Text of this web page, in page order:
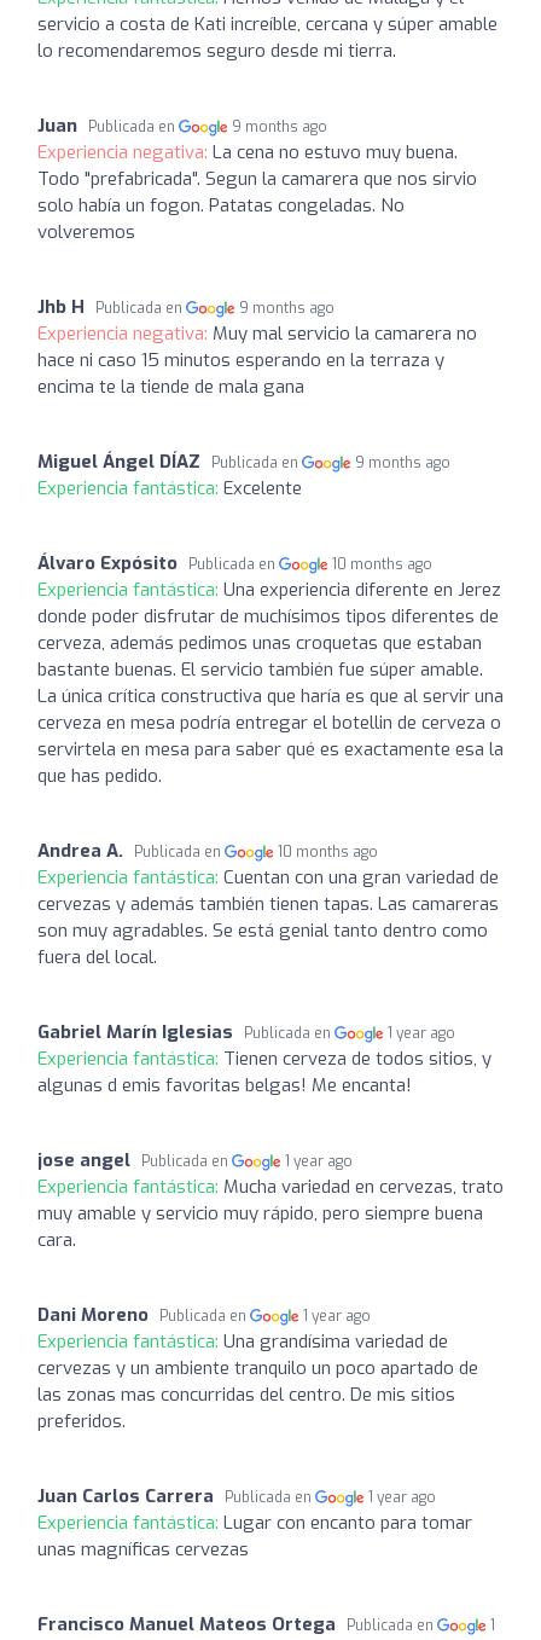
servicio a costa de Kati increíble, cercana y súper amable
lo recomendaremos seguro desde mi tierra.
Juan Publicada en 9 months ago
Experiencia negativa: La cena no estuvo muy buena.
Todo "prefabricada". Segun la camarera que nos sirvio
solo había un fogon. Patatas congeladas. No
volveremos
Jhb H Publicada en 9 months ago
Experiencia negativa: Muy mal servicio la camarera no
hace ni caso 15 minutos esperando en la terraza y
encima te la tiende de mala gana
Miguel Ángel DÍAZ Publicada en 9 months ago
Experiencia fantástica: Excelente
Álvaro Expósito Publicada en 10 months ago
Experiencia fantástica: Una experiencia diferente en Jerez
donde poder disfrutar de muchísimos tipos diferentes de
cerveza, además pedimos unas croquetas que estaban
bastante buenas. El servicio también fue súper amable.
La única crítica constructiva que haría es que al servir una
cerveza en mesa podría entregar el botellin de cerveza o
servirtela en mesa para saber qué es exactamente esa la
que has pedido.
Andrea A. Publicada en 10 months ago
Experiencia fantástica: Cuentan con una gran variedad de
cervezas y además también tienen tapas. Las camareras
son muy agradables. Se está genial tanto dentro como
fuera del local.
Gabriel Marín Iglesias Publicada en 1 year ago
Experiencia fantástica: Tienen cerveza de todos sitios, y
algunas d emis favoritas belgas! Me encanta!
jose angel Publicada en 1 year ago
Experiencia fantástica: Mucha variedad en cervezas, trato
muy amable y servicio muy rápido, pero siempre buena
cara.
Dani Moreno Publicada en 1 year ago
Experiencia fantástica: Una grandísima variedad de
cervezas y un ambiente tranquilo un poco apartado de
las zonas mas concurridas del centro. De mis sitios
preferidos.
Juan Carlos Carrera Publicada en 1 year ago
Experiencia fantástica: Lugar con encanto para tomar
unas magníficas cervezas
Francisco Manuel Mateos Ortega Publicada en
1